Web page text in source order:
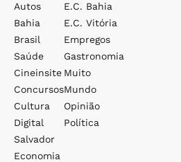
Autos
Bahia
Brasil
Saúde
Cineinsite
Concursos
Cultura
Digital
Salvador
Economia
E.c. Bahia
E.c. Vitória
Empregos
Gastronomia
Muito
Mundo
Opinião
Política